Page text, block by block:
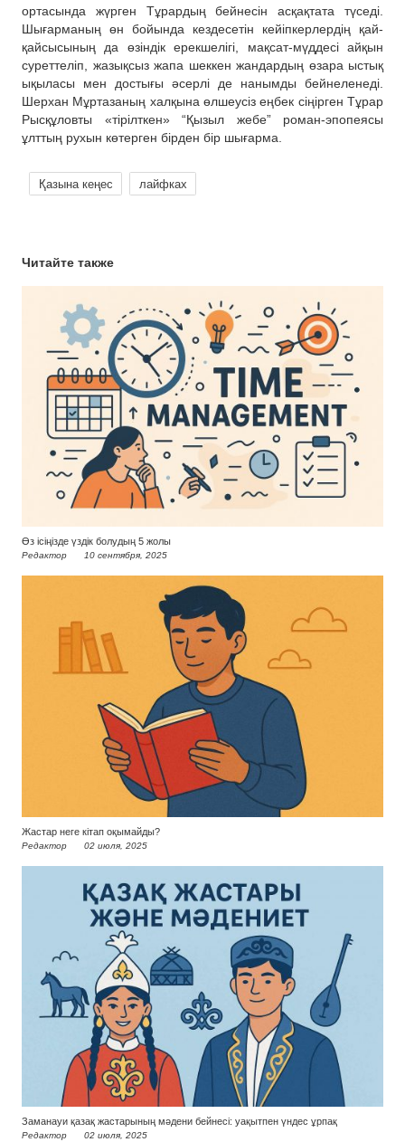
ортасында жүрген Тұрардың бейнесін асқақтата түседі.
Шығарманың өн бойында кездесетін кейіпкерлердің қай-
қайсысының да өзіндік ерекшелігі, мақсат-мүддесі айқын
суреттеліп, жазықсыз жапа шеккен жандардың өзара ыстық
ықыласы мен достығы әсерлі де нанымды бейнеленеді.
Шерхан Мұртазаның халқына өлшеусіз еңбек сіңірген Тұрар
Рысқұловты «тірілткен» “Қызыл жебе” роман-эпопеясы
ұлттың рухын көтерген бірден бір шығарма.
Қазына кеңес лайфках
Читайте также
Өз ісіңізде үздік болудың 5 жолы
Редактор 10 сентября, 2025
Жастар неге кітап оқымайды?
Редактор 02 июля, 2025
Заманауи қазақ жастарының мәдени бейнесі: уақытпен үндес ұрпақ
Редактор 02 июля, 2025